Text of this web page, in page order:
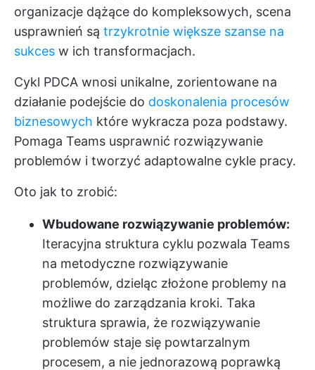
organizacje dążące do kompleksowych, scena
usprawnień są trzykrotnie większe szanse na
sukces w ich transformacjach.
Cykl PDCA wnosi unikalne, zorientowane na
działanie podejście do doskonalenia procesów
biznesowych które wykracza poza podstawy.
Pomaga Teams usprawnić rozwiązywanie
problemów i tworzyć adaptowalne cykle pracy.
Oto jak to zrobić:
Wbudowane rozwiązywanie problemów:
Iteracyjna struktura cyklu pozwala Teams
na metodyczne rozwiązywanie
problemów, dzieląc złożone problemy na
możliwe do zarządzania kroki. Taka
struktura sprawia, że rozwiązywanie
problemów staje się powtarzalnym
procesem, a nie jednorazową poprawką